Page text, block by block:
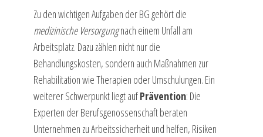
Zu den wichtigen Aufgaben der BG gehört die
medizinische Versorgungnach einem Unfall am
Arbeitsplatz. Dazu zählen nicht nur die
Behandlungskosten, sondern auch Maßnahmen zur
Rehabilitation wie Therapien oder Umschulungen. Ein
weiterer Schwerpunkt liegt aufPrävention: Die
Experten der Berufsgenossenschaft beraten
Unternehmen zu Arbeitssicherheit und helfen, Risiken